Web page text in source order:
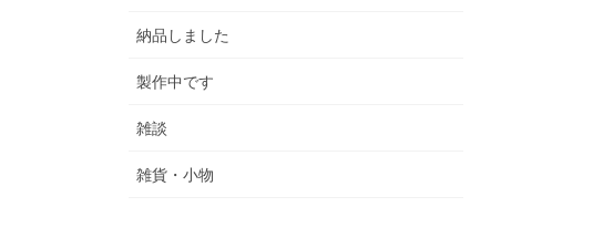
納品しました
製作中です
雑談
雑貨・小物